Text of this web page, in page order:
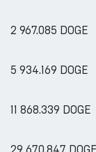
2 967.085 DOGE
5 934.169 DOGE
11 868.339 DOGE